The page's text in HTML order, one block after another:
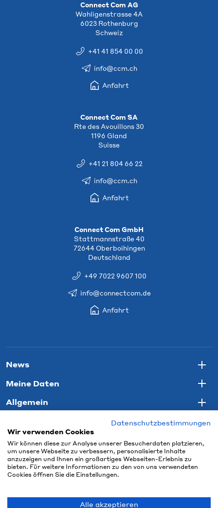
Connect Com AG
Wahligenstrasse 4A
6023 Rothenburg
Schweiz
+41 41 854 00 00
info@ccm.ch
Anfahrt
Connect Com SA
Rte des Avouillons 30
1196 Gland
Suisse
+41 21 804 66 22
info@ccm.ch
Anfahrt
Connect Com GmbH
Stattmannstraße 40
72644 Oberboihingen
Deutschland
+49 7022 9607 100
info@connectcom.de
Anfahrt
News
Meine Daten
Allgemein
Datenschutzbestimmungen
Wir verwenden Cookies
Wir können diese zur Analyse unserer Besucherdaten platzieren,
um unsere Webseite zu verbessern, personalisierte Inhalte
anzuzeigen und Ihnen ein großartiges Webseiten-Erlebnis zu
bieten. Für weitere Informationen zu den von uns verwendeten
Cookies öffnen Sie die Einstellungen.
Alle akzeptieren